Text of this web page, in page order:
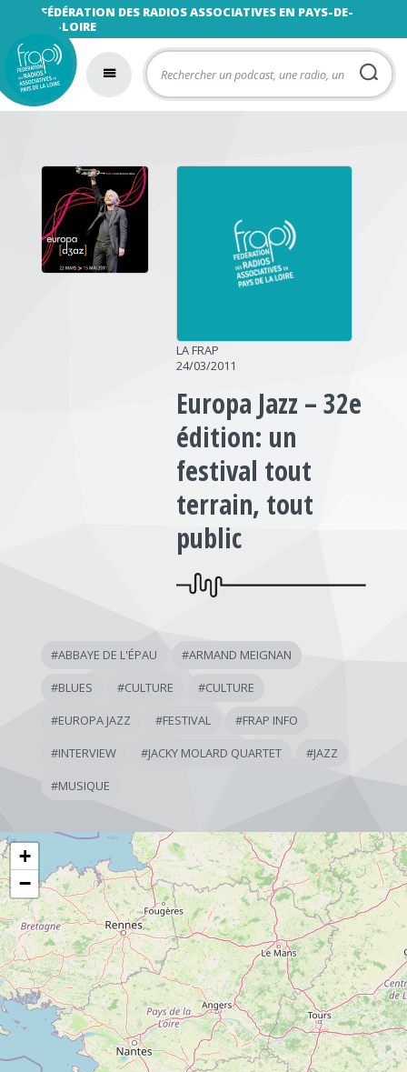
FÉDÉRATION DES RADIOS ASSOCIATIVES EN PAYS-DE-
LA-LOIRE
LA FRAP
24/03/2011
Europa Jazz – 32e
édition: un
festival tout
terrain, tout
public
#ABBAYE DE L'ÉPAU #ARMAND MEIGNAN
#BLUES #CULTURE #CULTURE
#EUROPA JAZZ #FESTIVAL #FRAP INFO
#INTERVIEW #JACKY MOLARD QUARTET #JAZZ
#MUSIQUE
+
−